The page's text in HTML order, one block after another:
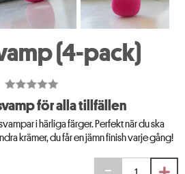
(4-pack)
för alla tillfällen
i härliga färger. Perfekt när du ska
krämer, du får en jämn finish varje gång!